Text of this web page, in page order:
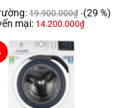
19.900.000₫ (29 %)
mại: 14.200.000₫